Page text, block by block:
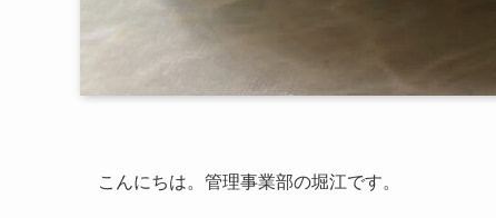
こんにちは。管理事業部の堀江です。